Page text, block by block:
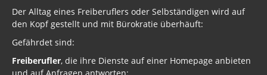
Der Alltag eines Freiberuflers oder Selbständigen wird auf
den Kopf gestellt und mit Bürokratie überhäuft:
Gefährdet sind:
Freiberufler, die ihre Dienste auf einer Homepage anbieten